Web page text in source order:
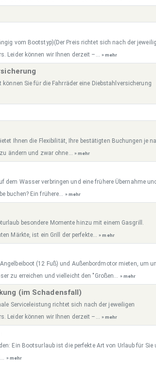
vom Bootstyp)(Der Preis richtet sich nach der
Leider können wir Ihnen derzeit –... » mehr
können Sie für die Fahrräder eine Diebstahlversicherung
Ihnen die Flexibilität, Ihre bestätigten Buchungen je
ändern und zwar ohne... » mehr
dem Wasser verbringen und eine frühere Übernahme
buchen? Ein frühere... » mehr
besondere Momente hinzu mit einem Gasgrill.
Märkte, ist ein Grill der perfekte...» mehr
(12 Fuß) und Außenbordmotor mieten, um
zu erreichen und vielleicht den "Großen... » mehr
(im Schadensfall)
Serviceleistung richtet sich nach der jeweiligen
Leider können wir Ihnen derzeit –... » mehr
Ein Bootsurlaub ist die perfekte Art von Urlaub für Sie
» mehr